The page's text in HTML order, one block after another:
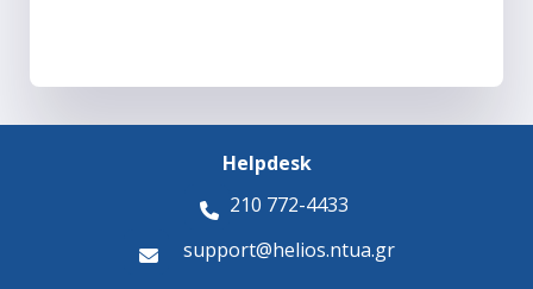
Helpdesk
210 772-4433
support@helios.ntua.gr